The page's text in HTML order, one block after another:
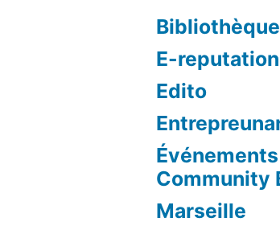
Bibliothèque
E-reputation
Edito
Community
Marseille